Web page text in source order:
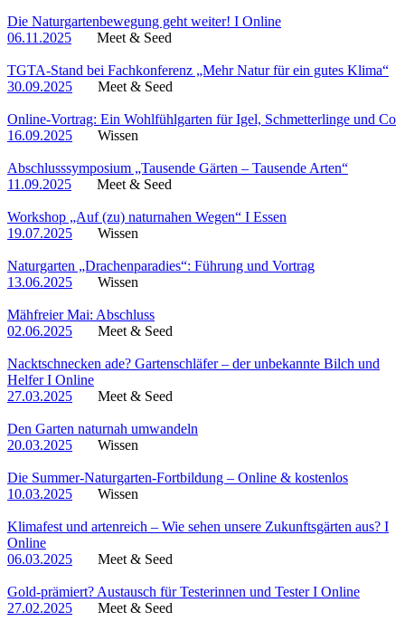
Die Naturgartenbewegung geht weiter! I Online
06.11.2025
Meet & Seed
TGTA-Stand bei Fachkonferenz „Mehr Natur für ein gutes Klima“
30.09.2025
Meet & Seed
Online-Vortrag: Ein Wohlfühlgarten für Igel, Schmetterlinge und Co
16.09.2025
Wissen
Abschlusssymposium „Tausende Gärten – Tausende Arten“
11.09.2025
Meet & Seed
Workshop „Auf (zu) naturnahen Wegen“ I Essen
19.07.2025
Wissen
Naturgarten „Drachenparadies“: Führung und Vortrag
13.06.2025
Wissen
Mähfreier Mai: Abschluss
02.06.2025
Meet & Seed
Nacktschnecken ade? Gartenschläfer – der unbekannte Bilch und
Helfer I Online
27.03.2025
Meet & Seed
Den Garten naturnah umwandeln
20.03.2025
Wissen
Die Summer-Naturgarten-Fortbildung – Online & kostenlos
10.03.2025
Wissen
Klimafest und artenreich – Wie sehen unsere Zukunftsgärten aus? I
Online
06.03.2025
Meet & Seed
Gold-prämiert? Austausch für Testerinnen und Tester I Online
27.02.2025
Meet & Seed